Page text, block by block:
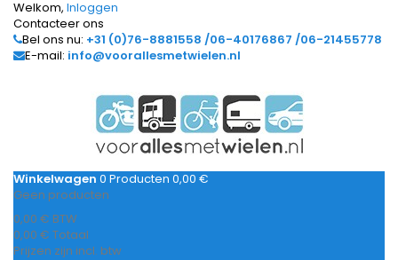
Welkom, Inloggen
Contacteer ons
Bel ons nu: +31 (0)76-8881558 /06-40176867 /06-21455778
E-mail: info@voorallesmetwielen.nl
Winkelwagen 0 Producten 0,00 €
Geen producten
0,00 € BTW
0,00 € Totaal
Prijzen zijn incl. btw